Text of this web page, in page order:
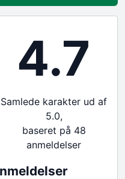
4.7
Samlede karakter ud af
5.0,
baseret på 48
anmeldelser